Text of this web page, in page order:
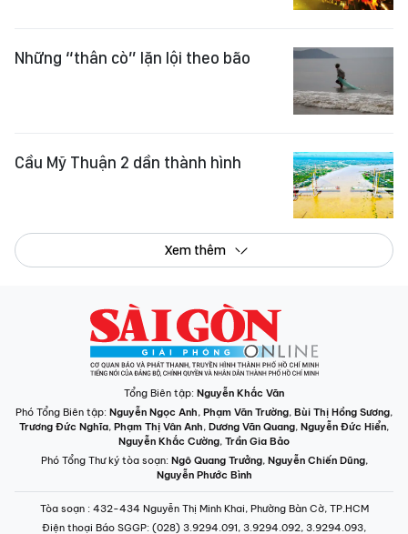
Những “thân cò” lặn lội theo bão
Cầu Mỹ Thuận 2 dần thành hình
Xem thêm
Tổng Biên tập: Nguyễn Khắc Văn
Phó Tổng Biên tập: Nguyễn Ngọc Anh, Phạm Văn Trường, Bùi Thị Hồng Sương,
Trương Đức Nghĩa, Phạm Thị Vân Anh, Dương Văn Quang, Nguyễn Đức Hiển,
Nguyễn Khắc Cường, Trần Gia Bảo
Phó Tổng Thư ký tòa soạn: Ngô Quang Trưởng, Nguyễn Chiến Dũng,
Nguyễn Phước Bình
Tòa soạn : 432-434 Nguyễn Thị Minh Khai, Phường Bàn Cờ, TP.HCM
Điện thoại Báo SGGP: (028) 3.9294.091, 3.9294.092, 3.9294.093,